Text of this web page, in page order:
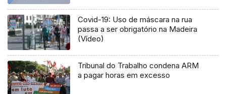
Covid-19: Uso de máscara na rua
passa a ser obrigatório na Madeira
(Vídeo)
Tribunal do Trabalho condena ARM
a pagar horas em excesso